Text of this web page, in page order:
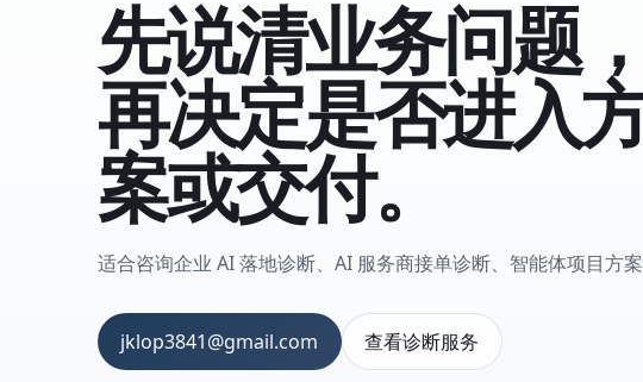
先说清业务问题，
再决定是否进入
案或交付。
适合咨询企业 AI 落地诊断、AI 服务商接单诊断、智能体项目方
jklop3841@gmail.com 查看诊断服务